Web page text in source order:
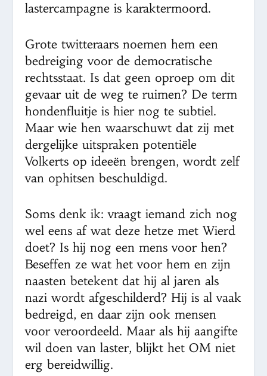
lastercampagne is karaktermoord.
Grote twitteraars noemen hem een
bedreiging voor de democratische
rechtsstaat. Is dat geen oproep om dit
gevaar uit de weg te ruimen? De term
hondenfluitje is hier nog te subtiel.
Maar wie hen waarschuwt dat zij met
dergelijke uitspraken potentiële
Volkerts op ideeën brengen, wordt zelf
van ophitsen beschuldigd.
Soms denk ik: vraagt iemand zich nog
wel eens af wat deze hetze met Wierd
doet? Is hij nog een mens voor hen?
Beseffen ze wat het voor hem en zijn
naasten betekent dat hij al jaren als
nazi wordt afgeschilderd? Hij is al vaak
bedreigd, en daar zijn ook mensen
voor veroordeeld. Maar als hij aangifte
wil doen van laster, blijkt het OM niet
erg bereidwillig.